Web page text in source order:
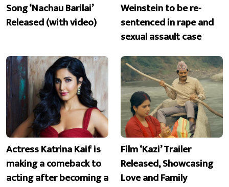
Song ‘Nachau Barilai’
Released (with video)
Weinstein to be re-
sentenced in rape and
sexual assault case
Actress Katrina Kaif is
making a comeback to
acting after becoming a
Film ‘Kazi’ Trailer
Released, Showcasing
Love and Family